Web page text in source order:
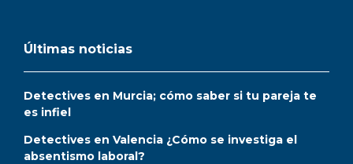
Últimas noticias
Detectives en Murcia; cómo saber si tu pareja te
es infiel
Detectives en Valencia ¿Cómo se investiga el
absentismo laboral?